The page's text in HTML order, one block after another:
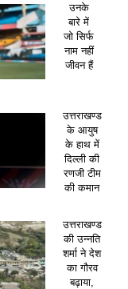
उनके
बारे में
जो सिर्फ
नाम नहीं
जीवन हैं
उत्तराखण्ड
के आयुष
के हाथ में
दिल्ली की
रणजी टीम
की कमान
उत्तराखण्ड
की उन्नति
शर्मा ने देश
का गौरव
बढ़ाया,